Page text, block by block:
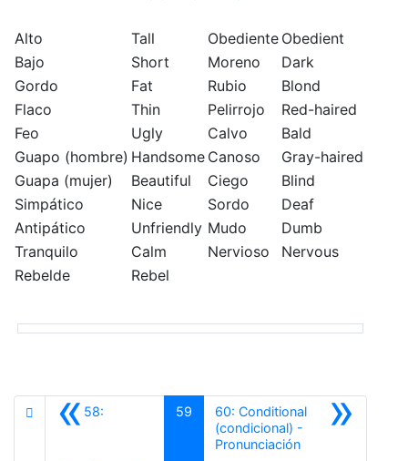
Alto Tall Obediente Obedient
Bajo
Short Moreno
Dark
Gordo
Fat Rubio
Blond
Flaco
Thin Pelirrojo
Red-haired
Feo
Ugly Calvo
Bald
Guapo (hombre) Handsome Canoso
Gray-haired
Guapa (mujer)
Beautiful Ciego
Blind
Simpático
Nice Sordo
Deaf
Antipático
Unfriendly Mudo
Dumb
Tranquilo
Calm Nervioso
Nervous
Rebelde
Rebel
«58: 59 »
60: Conditional
(condicional) -
PronunciaciónSiguiente